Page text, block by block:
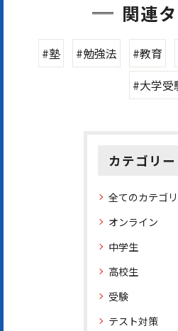
関連
#塾 #勉強法 #教育
#大学受
カテゴリー
全てのカテゴ
オンライン
中学生
高校生
受験
テスト対策